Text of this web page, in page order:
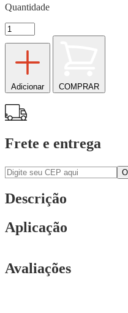
Quantidade
Adicionar COMPRAR
Frete e entrega
Descrição
Aplicação
Avaliações